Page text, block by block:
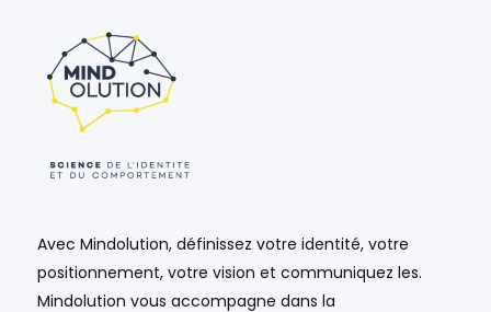
Avec Mindolution, définissez votre identité, votre
positionnement, votre vision et communiquez les.
Mindolution vous accompagne dans la